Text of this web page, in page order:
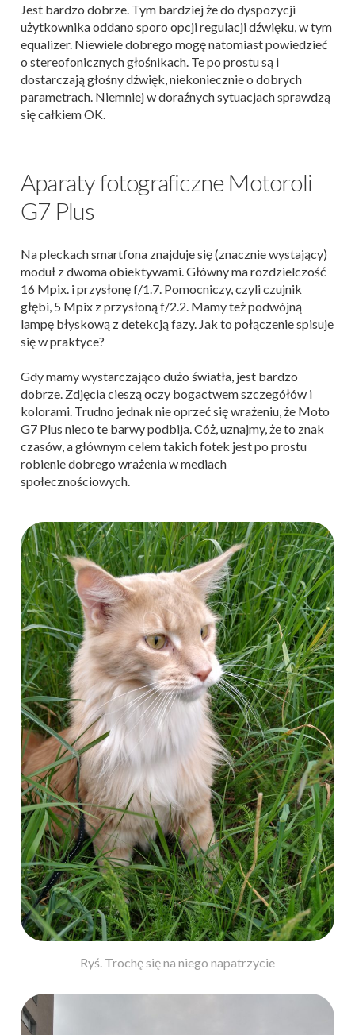
Jest bardzo dobrze. Tym bardziej że do dyspozycji
użytkownika oddano sporo opcji regulacji dźwięku, w tym
equalizer. Niewiele dobrego mogę natomiast powiedzieć
o stereofonicznych głośnikach. Te po prostu są i
dostarczają głośny dźwięk, niekoniecznie o dobrych
parametrach. Niemniej w doraźnych sytuacjach sprawdzą
się całkiem OK.
Aparaty fotograficzne Motoroli
G7 Plus
Na pleckach smartfona znajduje się (znacznie wystający)
moduł z dwoma obiektywami. Główny ma rozdzielczość
16 Mpix. i przysłonę f/1.7. Pomocniczy, czyli czujnik
głębi, 5 Mpix z przysłoną f/2.2. Mamy też podwójną
lampę błyskową z detekcją fazy. Jak to połączenie spisuje
się w praktyce?
Gdy mamy wystarczająco dużo światła, jest bardzo
dobrze. Zdjęcia cieszą oczy bogactwem szczegółów i
kolorami. Trudno jednak nie oprzeć się wrażeniu, że Moto
G7 Plus nieco te barwy podbija. Cóż, uznajmy, że to znak
czasów, a głównym celem takich fotek jest po prostu
robienie dobrego wrażenia w mediach
społecznościowych.
Ryś. Trochę się na niego napatrzycie